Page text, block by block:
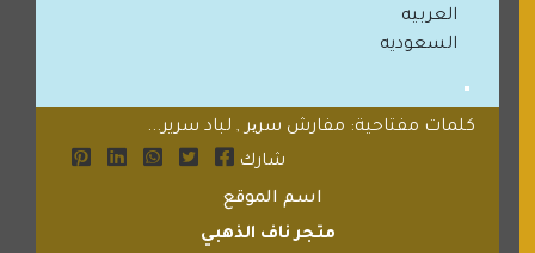
العربيه
السعوديه
كلمات مفتاحية: مفارش سریر , لباد سرير...
شارك
اسم الموقع
متجر ناف الذهبي